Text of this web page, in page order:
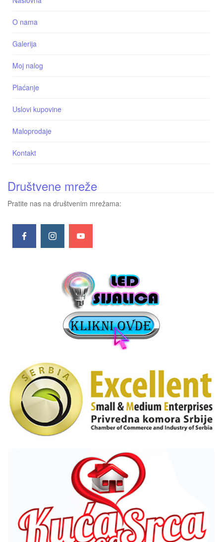
O nama
Galerija
Moj nalog
Plaćanje
Uslovi kupovine
Maloprodaje
Kontakt
Društvene mreže
Pratite nas na društvenim mrežama: